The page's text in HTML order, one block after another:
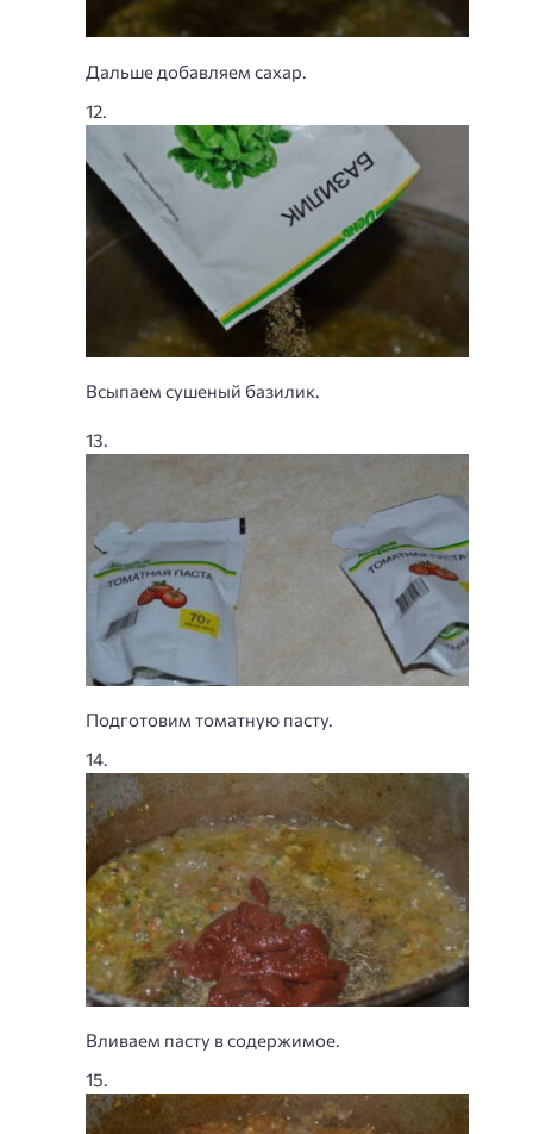
Дальше добавляем сахар.
Всыпаем сушеный базилик.
Подготовим томатную пасту.
Вливаем пасту в содержимое.